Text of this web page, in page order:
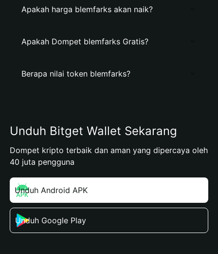
Apakah harga blemfarks akan naik?
Apakah Dompet blemfarks Gratis?
Berapa nilai token blemfarks?
Unduh Bitget Wallet Sekarang
Dompet kripto terbaik dan aman yang dipercaya oleh
40 juta pengguna
Unduh Android APK
Unduh Google Play